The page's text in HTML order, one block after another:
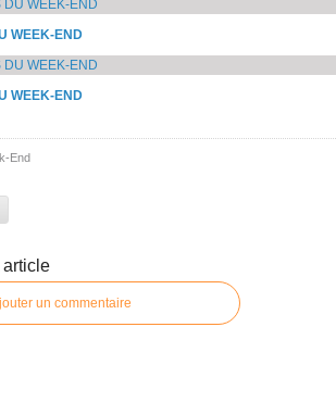
WEEK-END
WEEK-END
End
article
un commentaire